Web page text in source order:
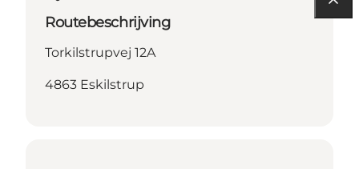
Routebeschrijving
Torkilstrupvej 12A
4863 Eskilstrup